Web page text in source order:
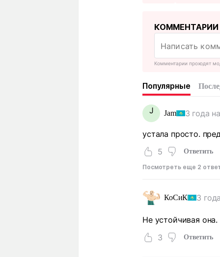
КОММЕНТАРИИ
Комментарии проходят
Популярные
J Jam 3 года
устала просто.
5
Ответить
Посмотреть еще 2
КоСиК 3
Не устойчивая она.
3
Ответить